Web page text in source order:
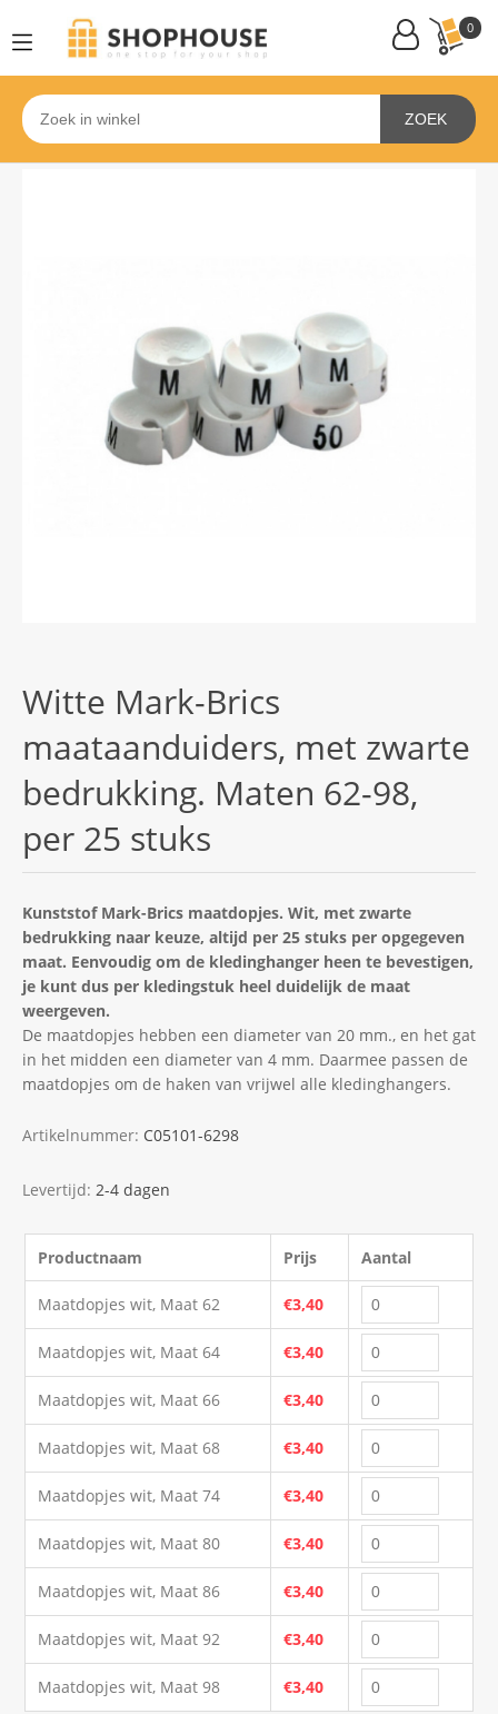
0
ZOEK
Witte Mark-Brics
maataanduiders, met zwarte
bedrukking. Maten 62-98,
per 25 stuks
Kunststof Mark-Brics maatdopjes. Wit, met zwarte
bedrukking naar keuze, altijd per 25 stuks per opgegeven
maat. Eenvoudig om de kledinghanger heen te bevestigen,
je kunt dus per kledingstuk heel duidelijk de maat
weergeven.
De maatdopjes hebben een diameter van 20 mm., en het gat
in het midden een diameter van 4 mm. Daarmee passen de
maatdopjes om de haken van vrijwel alle kledinghangers.
Artikelnummer: C05101-6298
Levertijd: 2-4 dagen
Productnaam Prijs Aantal
Maatdopjes wit, Maat 62 €3,40
Maatdopjes wit, Maat 64 €3,40
Maatdopjes wit, Maat 66 €3,40
Maatdopjes wit, Maat 68 €3,40
Maatdopjes wit, Maat 74 €3,40
Maatdopjes wit, Maat 80 €3,40
Maatdopjes wit, Maat 86 €3,40
Maatdopjes wit, Maat 92 €3,40
Maatdopjes wit, Maat 98 €3,40